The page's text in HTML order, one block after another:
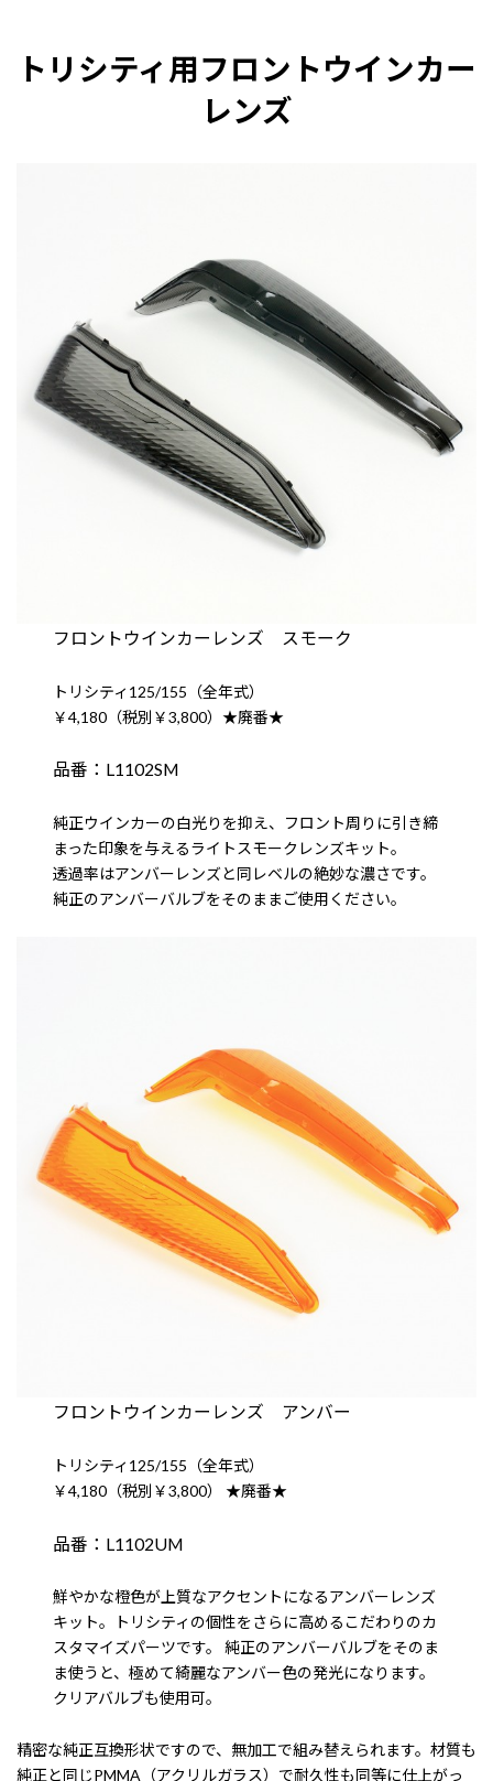
トリシティ用フロントウインカー
レンズ
フロントウインカーレンズ スモーク
トリシティ125/155（全年式）
￥4,180（税別￥3,800）★廃番★
品番：L1102SM
純正ウインカーの白光りを抑え、フロント周りに引き締
まった印象を与えるライトスモークレンズキット。
透過率はアンバーレンズと同レベルの絶妙な濃さです。
純正のアンバーバルブをそのままご使用ください。
フロントウインカーレンズ アンバー
トリシティ125/155（全年式）
￥4,180（税別￥3,800） ★廃番★
品番：L1102UM
鮮やかな橙色が上質なアクセントになるアンバーレンズ
キット。トリシティの個性をさらに高めるこだわりのカ
スタマイズパーツです。 純正のアンバーバルブをそのま
ま使うと、極めて綺麗なアンバー色の発光になります。
クリアバルブも使用可。
精密な純正互換形状ですので、無加工で組み替えられます。材質も
純正と同じPMMA（アクリルガラス）で耐久性も同等に仕上がっ